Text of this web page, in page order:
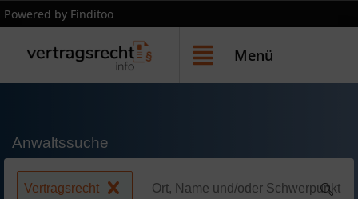
Powered by Finditoo
Menü
Anwaltssuche
Vertragsrecht